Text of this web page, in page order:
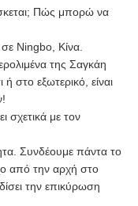
Πώς μπορώ να
Ningbo, Κίνα.
της Σαγκάη
στο εξωτερικό, είναι
σχετικά με τον
Συνδέουμε πάντα το
από την αρχή στο
την επικύρωση